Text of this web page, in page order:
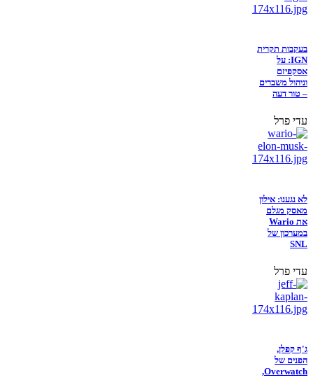
בעקבות תקרית
IGN: על
אסקפיזם
וניהול משברים
– טור דעה
עדי פרל
לא נגענו: אילון
מאסק מגלם
את Wario
במערכון של
SNL
עדי פרל
ג'ף קפלן,
הפנים של
Overwatch,